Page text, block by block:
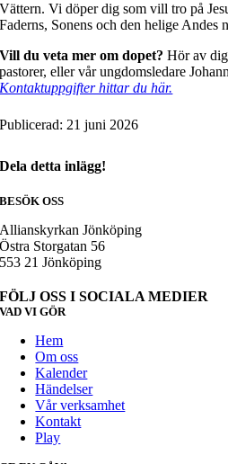
Vättern. Vi döper dig som vill tro på
Faderns, Sonens och den helige Andes
Vill du veta mer om dopet? Hör av
pastorer, eller vår ungdomsledare
Kontaktuppgifter hittar du här.
Publicerad: 21 juni 2026
Dela detta inlägg!
BESÖK OSS
Allianskyrkan Jönköping
Östra Storgatan 56
553 21 Jönköping
FÖLJ OSS I SOCIALA MEDIER
VAD VI GÖR
Hem
Om oss
Kalender
Händelser
Vår verksamhet
Kontakt
Play